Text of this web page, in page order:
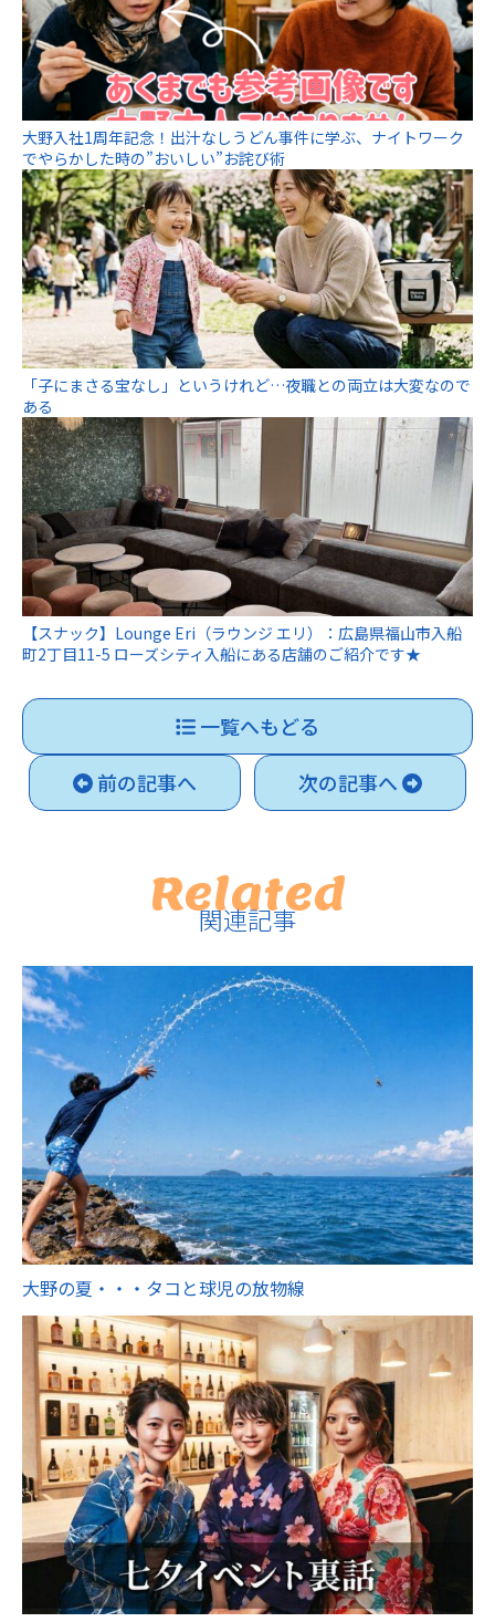
大野入社1周年記念！出汁なしうどん事件に学ぶ、ナイトワーク
でやらかした時の”おいしい”お詫び術
「子にまさる宝なし」というけれど…夜職との両立は大変なので
ある
【スナック】Lounge Eri（ラウンジ エリ）：広島県福山市入船
町2丁目11-5 ローズシティ入船にある店舗のご紹介です★
一覧へもどる
前の記事へ
次の記事へ
Related
関連記事
大野の夏・・・タコと球児の放物線